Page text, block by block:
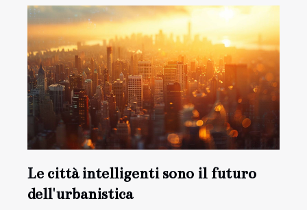
Le città intelligenti sono il futuro
dell'urbanistica